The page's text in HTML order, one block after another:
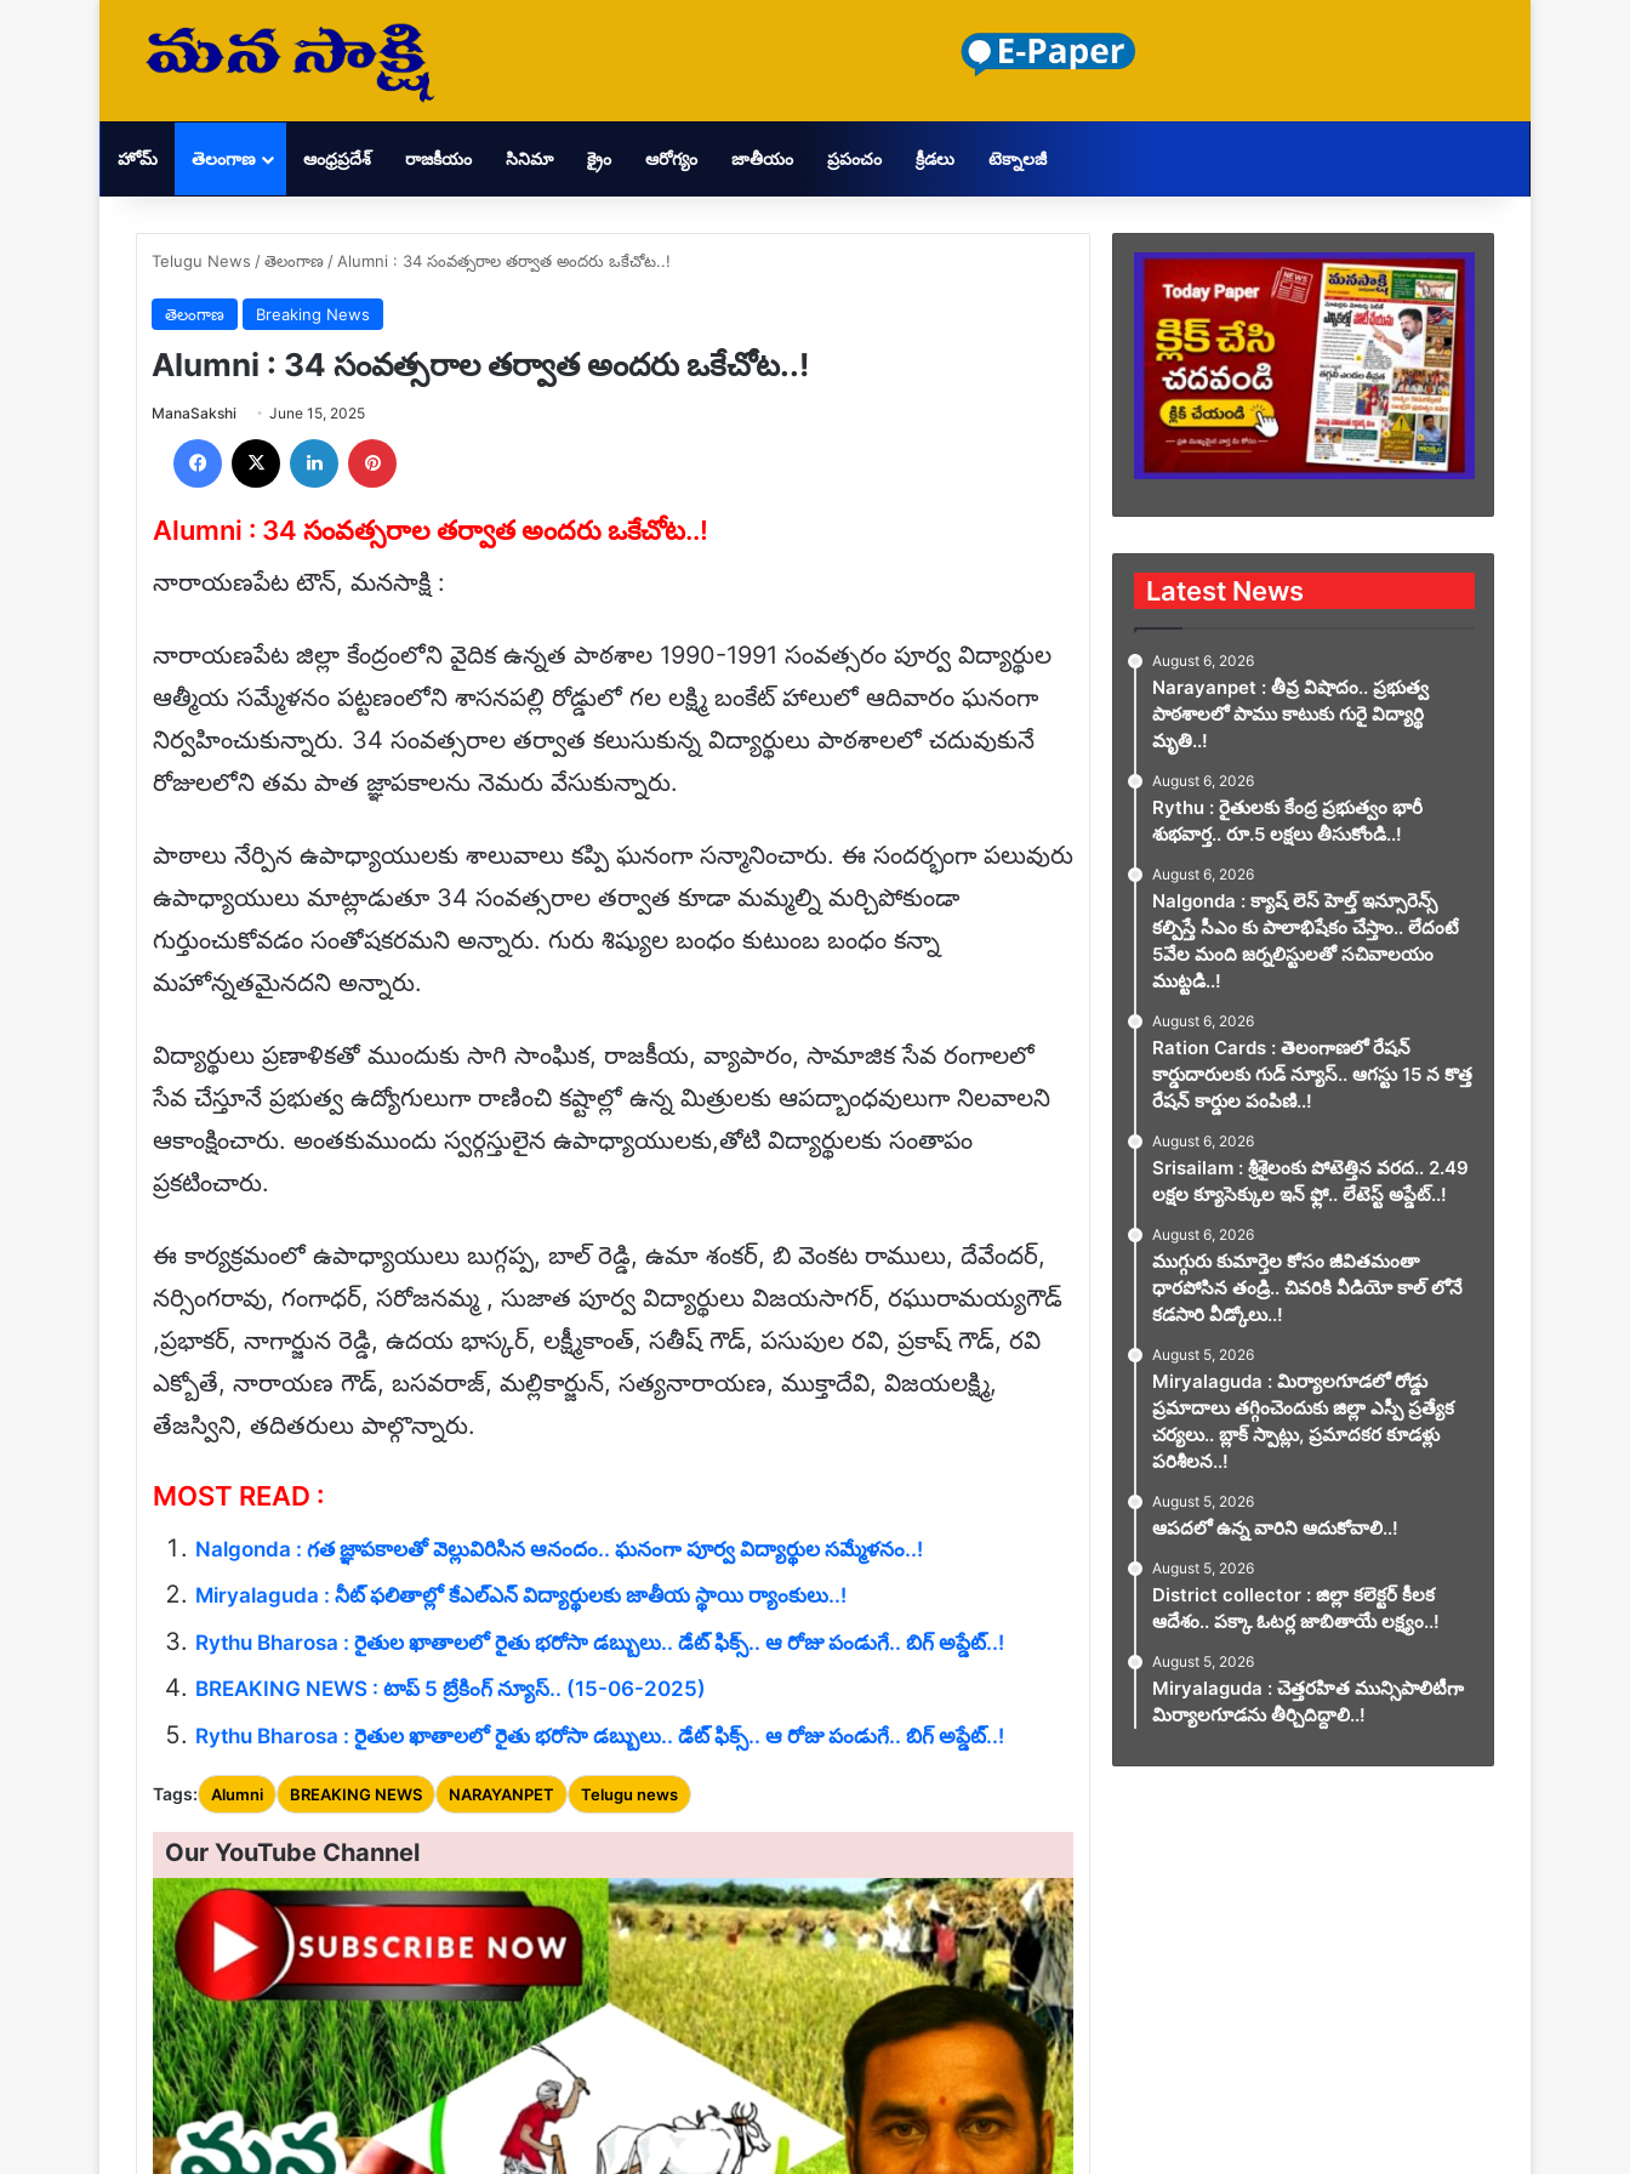
హోమ్ తెలంగాణ ఆంధ్రప్రదేశ్ రాజకీయం సినిమా క్రైం ఆరోగ్యం జాతీయం ప్రపంచం క్రీడలు టెక్నాలజీ
Telugu News /తెలంగాణ / Alumni : 34 సంవత్సరాల తర్వాత అందరు ఒకేచోట..!
తెలంగాణ Breaking News
Alumni : 34 సంవత్సరాల తర్వాత అందరు ఒకేచోట..!
ManaSakshiSend
email
June 15, 2025
Facebook LinkedIn
Alumni : 34 సంవత్సరాల తర్వాత అందరు ఒకేచోట..!
నారాయణపేట టౌన్, మనసాక్షి :
నారాయణపేట జిల్లా కేంద్రంలోని వైదిక ఉన్నత పాఠశాల 1990-1991 సంవత్సరం పూర్వ విద్యార్థుల
ఆత్మీయ సమ్మేళనం పట్టణంలోని శాసనపల్లి రోడ్డులో గల లక్ష్మి బంకేట్ హాలులో ఆదివారం ఘనంగా
నిర్వహించుకున్నారు. 34 సంవత్సరాల తర్వాత కలుసుకున్న విద్యార్థులు పాఠశాలలో చదువుకునే
రోజులలోని తమ పాత జ్ఞాపకాలను నెమరు వేసుకున్నారు.
పాఠాలు నేర్పిన ఉపాధ్యాయులకు శాలువాలు కప్పి ఘనంగా సన్మానించారు. ఈ సందర్భంగా పలువురు
ఉపాధ్యాయులు మాట్లాడుతూ 34 సంవత్సరాల తర్వాత కూడా మమ్మల్ని మర్చిపోకుండా
గుర్తుంచుకోవడం సంతోషకరమని అన్నారు. గురు శిష్యుల బంధం కుటుంబ బంధం కన్నా
మహోన్నతమైనదని అన్నారు.
విద్యార్థులు ప్రణాళికతో ముందుకు సాగి సాంఘిక, రాజకీయ, వ్యాపారం, సామాజిక సేవ రంగాలలో
సేవ చేస్తూనే ప్రభుత్వ ఉద్యోగులుగా రాణించి కష్టాల్లో ఉన్న మిత్రులకు ఆపద్బాంధవులుగా నిలవాలని
ఆకాంక్షించారు. అంతకుముందు స్వర్గస్తులైన ఉపాధ్యాయులకు,తోటి విద్యార్థులకు సంతాపం
ప్రకటించారు.
ఈ కార్యక్రమంలో ఉపాధ్యాయులు బుగ్గప్ప, బాల్ రెడ్డి, ఉమా శంకర్, బి వెంకట రాములు, దేవేందర్,
నర్సింగరావు, గంగాధర్, సరోజనమ్మ , సుజాత పూర్వ విద్యార్థులు విజయసాగర్, రఘురామయ్యగౌడ్
,ప్రభాకర్, నాగార్జున రెడ్డి, ఉదయ భాస్కర్, లక్ష్మీకాంత్, సతీష్ గౌడ్, పసుపుల రవి, ప్రకాష్ గౌడ్, రవి
ఎక్బోతే, నారాయణ గౌడ్, బసవరాజ్, మల్లికార్జున్, సత్యనారాయణ, ముక్తాదేవి, విజయలక్ష్మి,
తేజస్విని, తదితరులు పాల్గొన్నారు.
MOST READ :
Nalgonda : గత జ్ఞాపకాలతో వెల్లువిరిసిన ఆనందం.. ఘనంగా పూర్వ విద్యార్థుల సమ్మేళనం..!
Miryalaguda : నీట్ ఫలితాల్లో కేఎల్ఎన్ విద్యార్థులకు జాతీయ స్థాయి ర్యాంకులు..!
Rythu Bharosa : రైతుల ఖాతాలలో రైతు భరోసా డబ్బులు.. డేట్ ఫిక్స్.. ఆ రోజు పండుగే.. బిగ్ అప్డేట్..!
BREAKING NEWS : టాప్ 5 బ్రేకింగ్ న్యూస్.. (15-06-2025)
Rythu Bharosa : రైతుల ఖాతాలలో రైతు భరోసా డబ్బులు.. డేట్ ఫిక్స్.. ఆ రోజు పండుగే.. బిగ్ అప్డేట్..!
Tags: Alumni BREAKING NEWS NARAYANPET Telugu news
Our YouTube Channel
Latest News
August 6, 2026
Narayanpet : తీవ్ర విషాదం.. ప్రభుత్వ
పాఠశాలలో పాము కాటుకు గురై విద్యార్థి
మృతి..!
August 6, 2026
Rythu : రైతులకు కేంద్ర ప్రభుత్వం భారీ
శుభవార్త.. రూ.5 లక్షలు తీసుకోండి..!
August 6, 2026
Nalgonda : క్యాష్ లెస్ హెల్త్ ఇన్సూరెన్స్
కల్పిస్తే సీఎం కు పాలాభిషేకం చేస్తాం.. లేదంటే
5వేల మంది జర్నలిస్టులతో సచివాలయం
ముట్టడి..!
August 6, 2026
Ration Cards : తెలంగాణలో రేషన్
కార్డుదారులకు గుడ్ న్యూస్.. ఆగస్టు 15 న కొత్త
రేషన్ కార్డుల పంపిణి..!
August 6, 2026
Srisailam : శ్రీశైలంకు పోటెత్తిన వరద.. 2.49
లక్షల క్యూసెక్కుల ఇన్ ఫ్లో.. లేటెస్ట్ అప్డేట్..!
August 6, 2026
ముగ్గురు కుమార్తెల కోసం జీవితమంతా
ధారపోసిన తండ్రి.. చివరికి వీడియో కాల్ లోనే
కడసారి వీడ్కోలు..!
August 5, 2026
Miryalaguda : మిర్యాలగూడలో రోడ్డు
ప్రమాదాలు తగ్గించెందుకు జిల్లా ఎస్పీ ప్రత్యేక
చర్యలు.. బ్లాక్ స్పాట్లు, ప్రమాదకర కూడళ్లు
పరిశీలన..!
August 5, 2026
ఆపదలో ఉన్న వారిని ఆదుకోవాలి..!
August 5, 2026
District collector : జిల్లా కలెక్టర్ కీలక
ఆదేశం.. పక్కా ఓటర్ల జాబితాయే లక్ష్యం..!
August 5, 2026
Miryalaguda : చెత్తరహిత మున్సిపాలిటీగా
మిర్యాలగూడను తీర్చిదిద్దాలి..!